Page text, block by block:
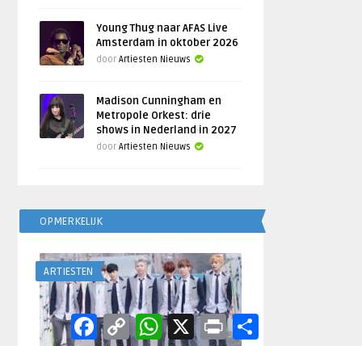
Young Thug naar AFAS Live
Amsterdam in oktober 2026
doorArtiesten Nieuws
Madison Cunningham en
Metropole Orkest: drie
shows in Nederland in 2027
doorArtiesten Nieuws
OPMERKELIJK
ARTIESTEN
Facebook
Copy
Link
WhatsApp
X Print